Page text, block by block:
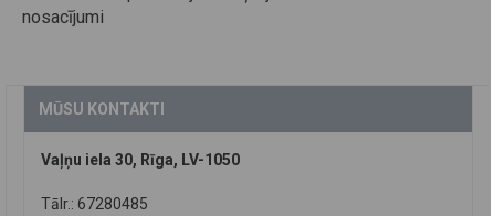
nosacījumi
MŪSU KONTAKTI
Vaļņu iela 30, Rīga, LV-1050
Tālr.: 67280485